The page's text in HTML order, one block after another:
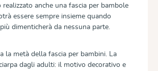
anche una fascia per bambole
essere sempre insieme quando
dimenticherà da nessuna parte.
la metà della fascia per bambini. La
dagli adulti: il motivo decorativo e